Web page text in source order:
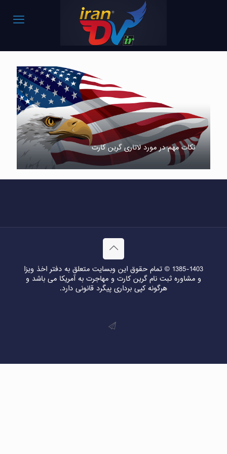
نکات مهم در مورد لاتاری گرین کارت
1385-1403 © تمام حقوق این وبسایت متعلق به دفتر اخذ ویزا
و مشاوره ثبت نام گرین کارت و مهاجرت به آمریکا می باشد و
هرگونه کپی برداری پیگرد قانونی دارد.